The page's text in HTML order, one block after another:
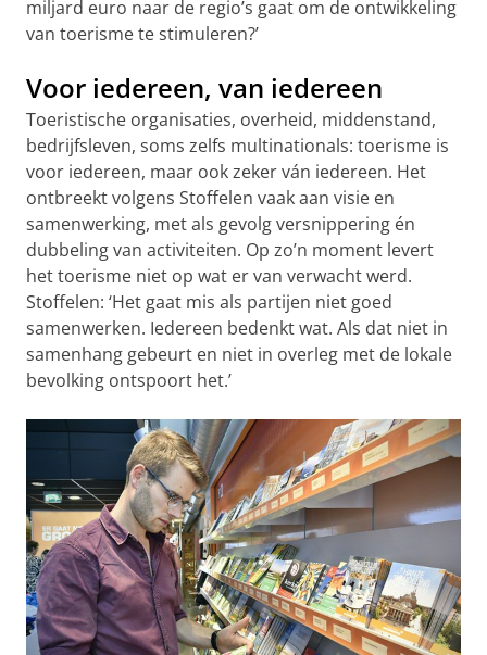
miljard euro naar de regio’s gaat om de ontwikkeling
van toerisme te stimuleren?’
Voor iedereen, van iedereen
Toeristische organisaties, overheid, middenstand,
bedrijfsleven, soms zelfs multinationals: toerisme is
voor iedereen, maar ook zeker ván iedereen. Het
ontbreekt volgens Stoffelen vaak aan visie en
samenwerking, met als gevolg versnippering én
dubbeling van activiteiten. Op zo’n moment levert
het toerisme niet op wat er van verwacht werd.
Stoffelen: ‘Het gaat mis als partijen niet goed
samenwerken. Iedereen bedenkt wat. Als dat niet in
samenhang gebeurt en niet in overleg met de lokale
bevolking ontspoort het.’